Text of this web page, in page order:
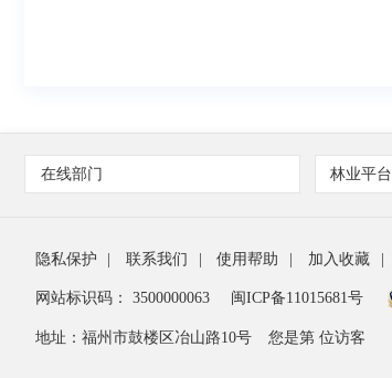
在线部门 林业平台
隐私保护 联系我们 使用帮助 加入收藏
网站标识码： 3500000063 闽ICP备11015681号
地址：福州市鼓楼区冶山路10号 您是第 位访客